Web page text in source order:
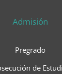
Admisión
Pregrado
de